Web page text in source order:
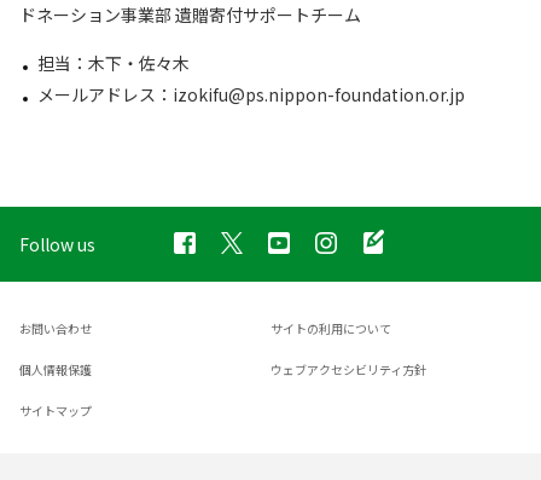
ドネーション事業部 遺贈寄付サポートチーム
担当：木下・佐々木
メールアドレス：izokifu@ps.nippon-foundation.or.jp
Follow us
お問い合わせ サイトの利用について
個人情報保護 ウェブアクセシビリティ方針
サイトマップ